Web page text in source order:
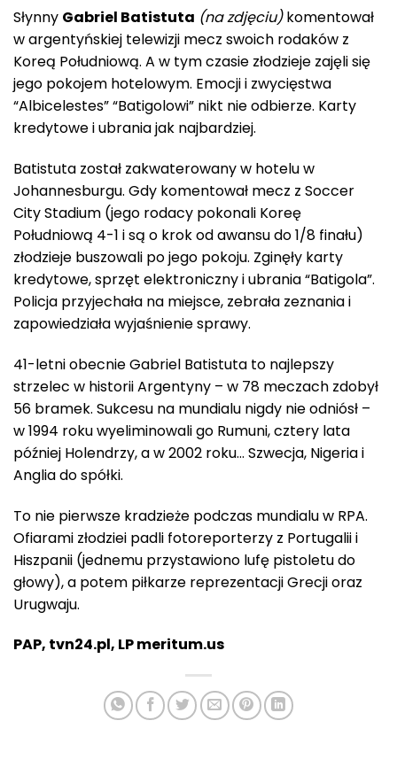
Słynny Gabriel Batistuta (na zdjęciu)komentował
w argentyńskiej telewizji mecz swoich rodaków z
Koreą Południową. A w tym czasie złodzieje zajęli się
jego pokojem hotelowym. Emocji i zwycięstwa
“Albicelestes” “Batigolowi” nikt nie odbierze. Karty
kredytowe i ubrania jak najbardziej.
Batistuta został zakwaterowany w hotelu w
Johannesburgu. Gdy komentował mecz z Soccer
City Stadium (jego rodacy pokonali Koreę
Południową 4-1 i są o krok od awansu do 1/8 finału)
złodzieje buszowali po jego pokoju. Zginęły karty
kredytowe, sprzęt elektroniczny i ubrania “Batigola”.
Policja przyjechała na miejsce, zebrała zeznania i
zapowiedziała wyjaśnienie sprawy.
41-letni obecnie Gabriel Batistuta to najlepszy
strzelec w historii Argentyny – w 78 meczach zdobył
56 bramek. Sukcesu na mundialu nigdy nie odniósł –
w 1994 roku wyeliminowali go Rumuni, cztery lata
później Holendrzy, a w 2002 roku… Szwecja, Nigeria i
Anglia do spółki.
To nie pierwsze kradzieże podczas mundialu w RPA.
Ofiarami złodziei padli fotoreporterzy z Portugalii i
Hiszpanii (jednemu przystawiono lufę pistoletu do
głowy), a potem piłkarze reprezentacji Grecji oraz
Urugwaju.
PAP, tvn24.pl, LP meritum.us